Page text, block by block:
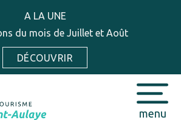
A LA UNE
du mois de Juillet et Août
DÉCOUVRIR
menu